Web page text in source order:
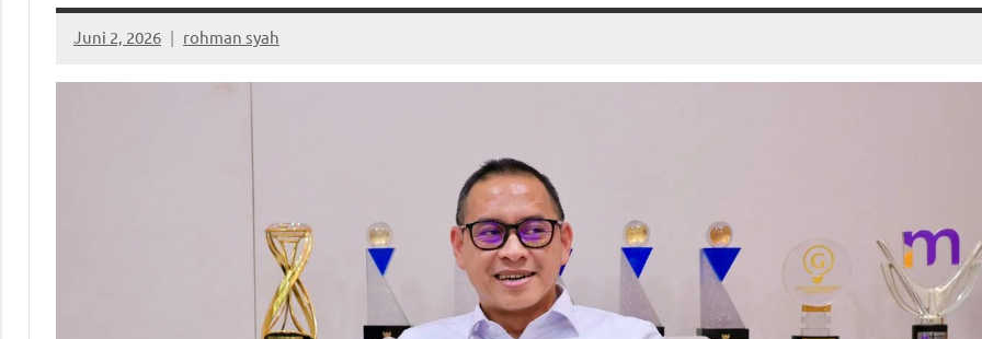
Juni 2, 2026 rohman syah
No
comments